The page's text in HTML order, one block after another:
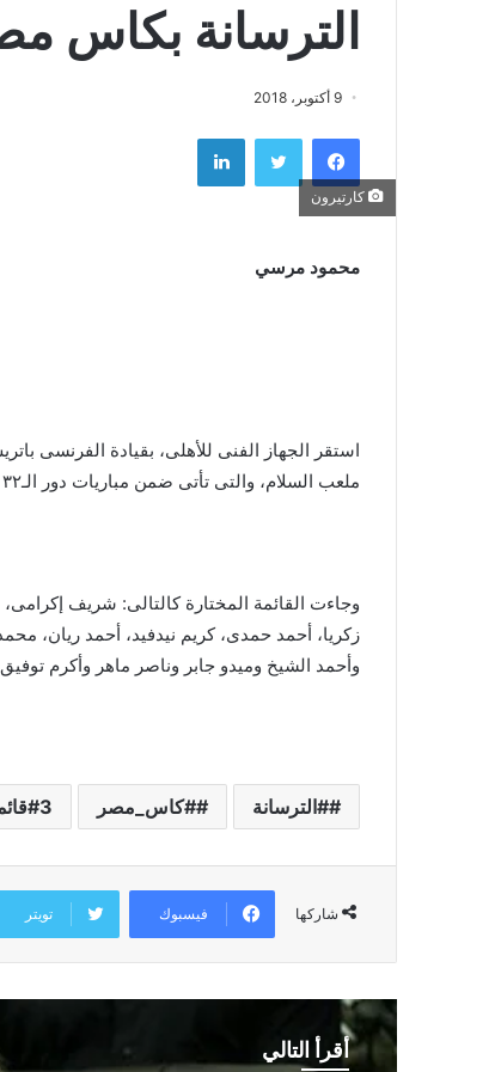
الترسانة بكاس
9 أكتوبر، 2018
فيسبوك تويتر لينكدإن
كارتيرون
محمود مرسي
استقر الجهاز الفنى للأهلى، بقيادة الفرنسى
ملعب السلام، والتى تأتى ضمن مباريات دور الـ٣٢ من بطولة كأس مصر .
وجاءت القائمة المختارة كالتالى: شريف
زكريا، أحمد حمدى، كريم نيدفيد، أحمد ريان،
وأحمد الشيخ وميدو جابر وناصر ماهر وأكرم
#الترسانة #كاس_مصر 3قائمة_الاهلي
شاركها فيسبوك تويتر
أقرأ التالي